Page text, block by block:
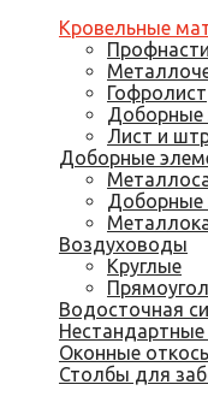
Кровельные
Гофролист
Доборные
Лист и
Доборные
Доборные
Воздуховоды
Круглые
Водосточная
Нестандартные
Оконные
Столбы для